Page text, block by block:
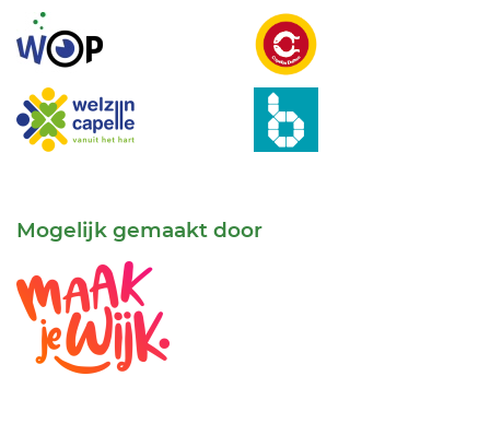
Mogelijk gemaakt door